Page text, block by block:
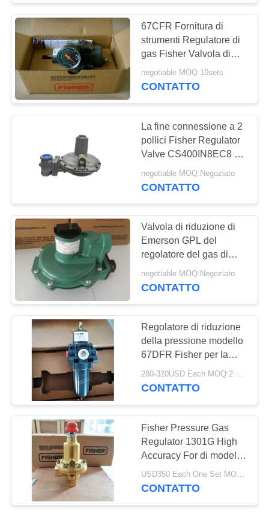
Posizionatore della
valvola di Digital
Elettrovalvola a
solenoide di Rexroth
14
Tenda il
commutatore di
limite
67CFR Fornitura di
strumenti Regulatore di
gas Fisher Valvola di
regolazione della
pressione Fisher Per
negotiable MOQ:10sets
CONTATTO
La fine connessione a 2
pollici Fisher Regulator
Valve CS400IN8EC8 di
Fisher CS400 usa sulla
caldaia a gas
negotiable MOQ:Negoziato
CONTATTO
Valvola di riduzione di
Emerson GPL del
regolatore del gas di
pressione bassa di
Fisher Brand R622
negotiable MOQ:Negoziato
CONTATTO
Regolatore di riduzione
della pressione modello
67DFR Fisher per la
riduzione della
pressione
280-320USD Each MOQ:2 pezzi
CONTATTO
Fisher Pressure Gas
Regulator 1301G High
Accuracy For di modello
GPL regola il sistema
USD350 Each One Set MOQ:6sets
CONTATTO